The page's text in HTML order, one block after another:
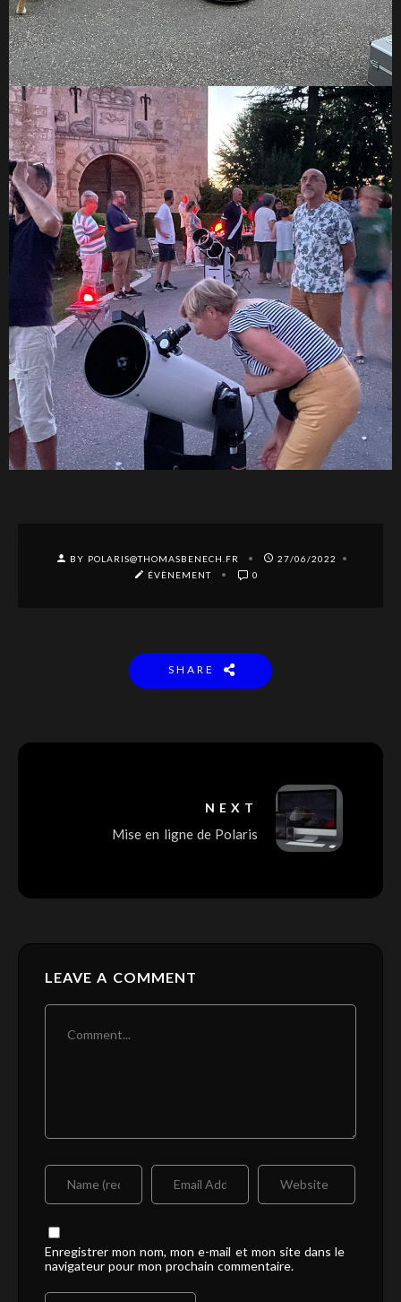
BY POLARIS@THOMASBENECH.FR
27/06/2022
ÉVÈNEMENT
0
SHARE
NEXT
Mise en ligne de Polaris
LEAVE A COMMENT
Enregistrer mon nom, mon e-mail et mon site dans le
navigateur pour mon prochain commentaire.